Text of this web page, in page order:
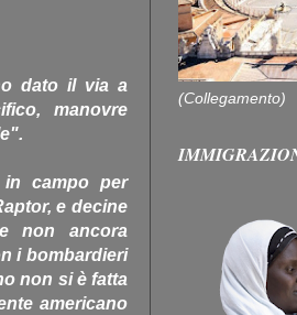
dato il via a
manovre
in campo per
e decine
non ancora
i bombardieri
non si è fatta
americano
(Collegamento)